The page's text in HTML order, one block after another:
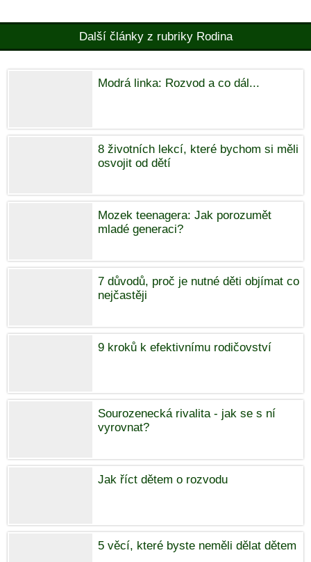
Další články z rubriky Rodina
Modrá linka: Rozvod a co dál...
8 životních lekcí, které bychom si měli
osvojit od dětí
Mozek teenagera: Jak porozumět
mladé generaci?
7 důvodů, proč je nutné děti objímat co
nejčastěji
9 kroků k efektivnímu rodičovství
Sourozenecká rivalita - jak se s ní
vyrovnat?
Jak říct dětem o rozvodu
5 věcí, které byste neměli dělat dětem